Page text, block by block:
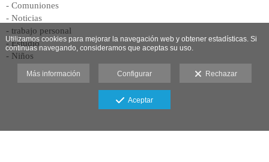
- Comuniones
- Noticias
- trabajo personal
- Estudio
- Niños
Utilizamos cookies para mejorar la navegación web y obtener estadísticas. Si
continuas navegando, consideramos que aceptas su uso.
Más información Configurar Rechazar
Aceptar